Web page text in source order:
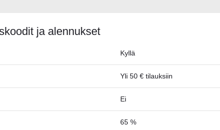
ja alennukset
Kyllä
Yli 50 € tilauksiin
Ei
65 %